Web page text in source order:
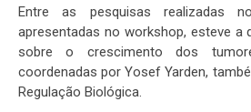
Entre as pesquisas realizadas
apresentadas no workshop, esteve a
sobre o crescimento dos
coordenadas por Yosef Yarden,
Regulação Biológica.